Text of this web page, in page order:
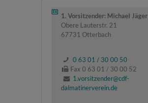
1. Vorsitzender: Michael Jäger
Obere Lauterstr. 21
67731 Otterbach
0 63 01 / 30 00 50
Fax 0 63 01 / 30 00 52
1.vorsitzender@cdf-
dalmatinerverein.de